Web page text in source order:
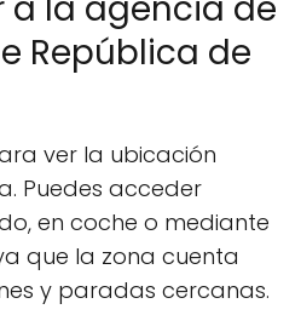
República de
ver la ubicación
Puedes acceder
en coche o mediante
que la zona cuenta
y paradas cercanas.